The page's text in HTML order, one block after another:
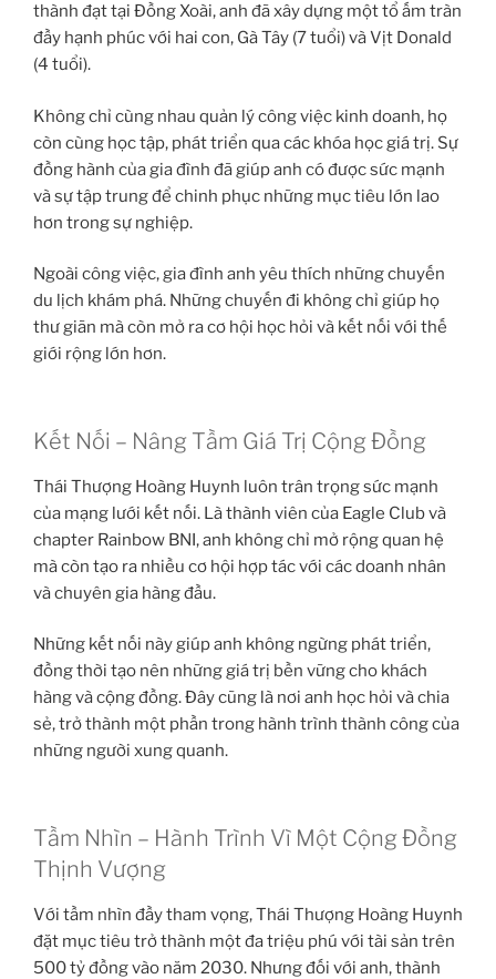
thành đạt tại Đồng Xoài, anh đã xây dựng một tổ ấm tràn
đầy hạnh phúc với hai con, Gà Tây (7 tuổi) và Vịt Donald
(4 tuổi).
Không chỉ cùng nhau quản lý công việc kinh doanh, họ
còn cùng học tập, phát triển qua các khóa học giá trị. Sự
đồng hành của gia đình đã giúp anh có được sức mạnh
và sự tập trung để chinh phục những mục tiêu lớn lao
hơn trong sự nghiệp.
Ngoài công việc, gia đình anh yêu thích những chuyến
du lịch khám phá. Những chuyến đi không chỉ giúp họ
thư giãn mà còn mở ra cơ hội học hỏi và kết nối với thế
giới rộng lớn hơn.
Kết Nối – Nâng Tầm Giá Trị Cộng Đồng
Thái Thượng Hoàng Huynh luôn trân trọng sức mạnh
của mạng lưới kết nối. Là thành viên của Eagle Club và
chapter Rainbow BNI, anh không chỉ mở rộng quan hệ
mà còn tạo ra nhiều cơ hội hợp tác với các doanh nhân
và chuyên gia hàng đầu.
Những kết nối này giúp anh không ngừng phát triển,
đồng thời tạo nên những giá trị bền vững cho khách
hàng và cộng đồng. Đây cũng là nơi anh học hỏi và chia
sẻ, trở thành một phần trong hành trình thành công của
những người xung quanh.
Tầm Nhìn – Hành Trình Vì Một Cộng Đồng
Thịnh Vượng
Với tầm nhìn đầy tham vọng, Thái Thượng Hoàng Huynh
đặt mục tiêu trở thành một đa triệu phú với tài sản trên
500 tỷ đồng vào năm 2030. Nhưng đối với anh, thành